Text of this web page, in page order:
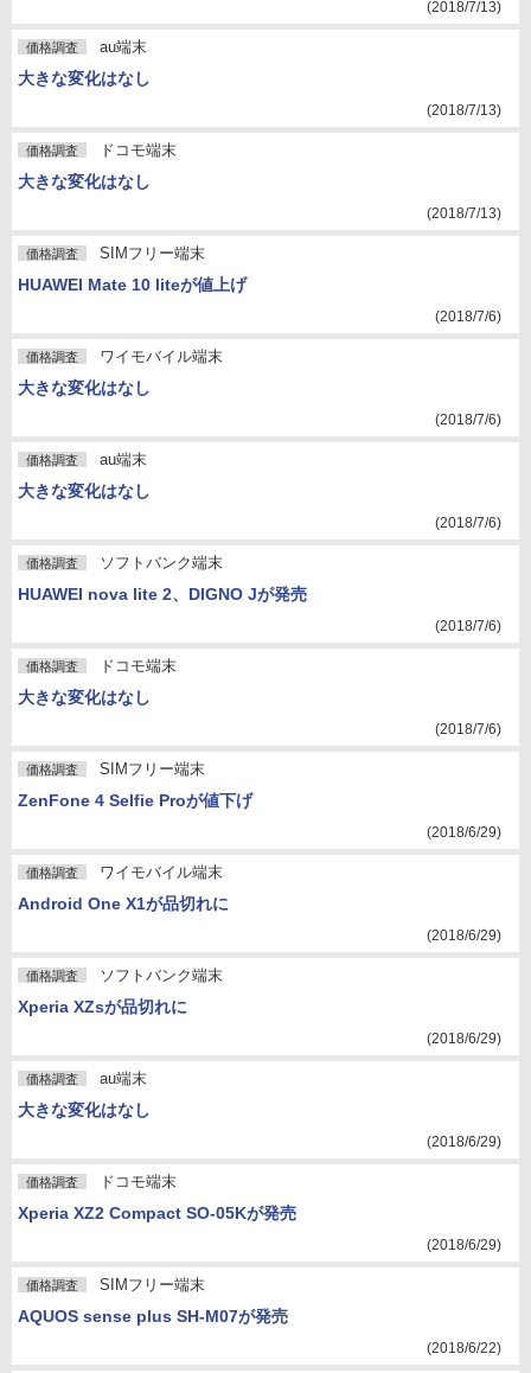
(2018/7/13)
価格調査 au端末
大きな変化はなし
(2018/7/13)
価格調査 ドコモ端末
大きな変化はなし
(2018/7/13)
価格調査 SIMフリー端末
HUAWEI Mate 10 liteが値上げ
(2018/7/6)
価格調査 ワイモバイル端末
大きな変化はなし
(2018/7/6)
価格調査 au端末
大きな変化はなし
(2018/7/6)
価格調査 ソフトバンク端末
HUAWEI nova lite 2、DIGNO Jが発売
(2018/7/6)
価格調査 ドコモ端末
大きな変化はなし
(2018/7/6)
価格調査 SIMフリー端末
ZenFone 4 Selfie Proが値下げ
(2018/6/29)
価格調査 ワイモバイル端末
Android One X1が品切れに
(2018/6/29)
価格調査 ソフトバンク端末
Xperia XZsが品切れに
(2018/6/29)
価格調査 au端末
大きな変化はなし
(2018/6/29)
価格調査 ドコモ端末
Xperia XZ2 Compact SO-05Kが発売
(2018/6/29)
価格調査 SIMフリー端末
AQUOS sense plus SH-M07が発売
(2018/6/22)